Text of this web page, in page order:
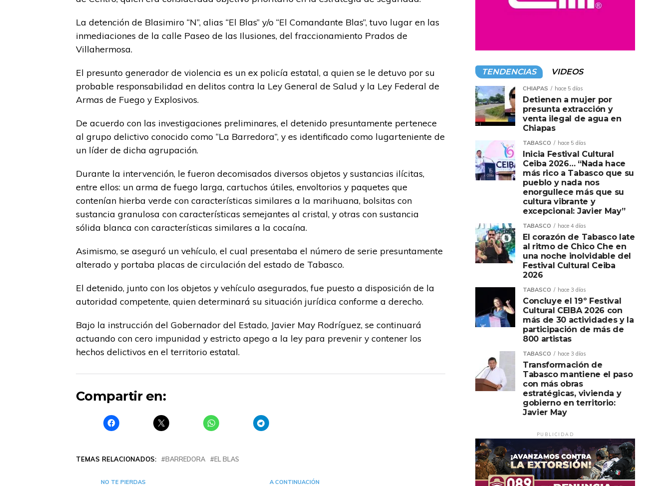
La detención de Blasimiro “N”, alias “El Blas” y/o “El Comandante Blas”, tuvo lugar en las
inmediaciones de la calle Paseo de las Ilusiones, del fraccionamiento Prados de
Villahermosa.
El presunto generador de violencia es un ex policía estatal, a quien se le detuvo por su
probable responsabilidad en delitos contra la Ley General de Salud y la Ley Federal de
Armas de Fuego y Explosivos.
De acuerdo con las investigaciones preliminares, el detenido presuntamente pertenece
al grupo delictivo conocido como “La Barredora”, y es identificado como lugarteniente de
un líder de dicha agrupación.
Durante la intervención, le fueron decomisados diversos objetos y sustancias ilícitas,
entre ellos: un arma de fuego larga, cartuchos útiles, envoltorios y paquetes que
contenían hierba verde con características similares a la marihuana, bolsitas con
sustancia granulosa con características semejantes al cristal, y otras con sustancia
sólida blanca con características similares a la cocaína.
Asimismo, se aseguró un vehículo, el cual presentaba el número de serie presuntamente
alterado y portaba placas de circulación del estado de Tabasco.
El detenido, junto con los objetos y vehículo asegurados, fue puesto a disposición de la
autoridad competente, quien determinará su situación jurídica conforme a derecho.
Bajo la instrucción del Gobernador del Estado, Javier May Rodríguez, se continuará
actuando con cero impunidad y estricto apego a la ley para prevenir y contener los
hechos delictivos en el territorio estatal.
Compartir en:
TEMAS RELACIONADOS: BARREDORA EL BLAS
A CONTINUACIÓN
NO TE PIERDAS
TENDENCIAS VIDEOS
CHIAPAS hace 5 días
Detienen a mujer por
presunta extracción y
venta ilegal de agua en
Chiapas
TABASCO hace 5 días
Inicia Festival Cultural
Ceiba 2026… “Nada hace
más rico a Tabasco que su
pueblo y nada nos
enorgullece más que su
cultura vibrante y
excepcional: Javier May”
TABASCO hace 4 días
El corazón de Tabasco late
al ritmo de Chico Che en
una noche inolvidable del
Festival Cultural Ceiba
2026
TABASCO hace 3 días
Concluye el 19º Festival
Cultural CEIBA 2026 con
más de 30 actividades y la
participación de más de
800 artistas
TABASCO hace 3 días
Transformación de
Tabasco mantiene el paso
con más obras
estratégicas, vivienda y
gobierno en territorio:
Javier May
PUBLICIDAD